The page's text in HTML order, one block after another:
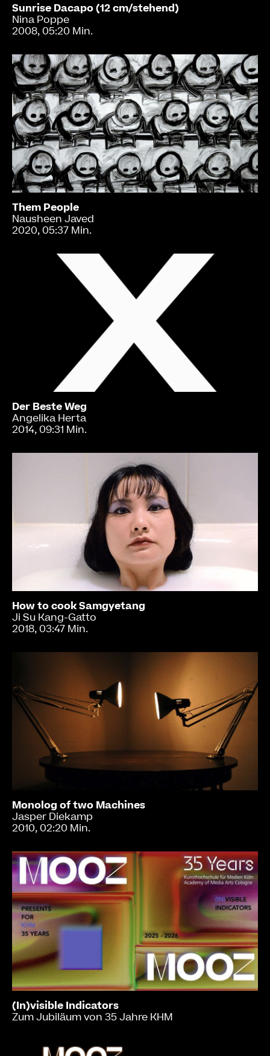
Sunrise Dacapo (12 cm/stehend)
Nina Poppe
2008, 05:20 Min.
Them People
Nausheen Javed
2020, 05:37 Min.
Der Beste Weg
Angelika Herta
2014, 09:31 Min.
How to cook Samgyetang
Ji Su Kang-Gatto
2018, 03:47 Min.
Monolog of two Machines
Jasper Diekamp
2010, 02:20 Min.
(In)visible Indicators
Zum Jubiläum von 35 Jahre KHM